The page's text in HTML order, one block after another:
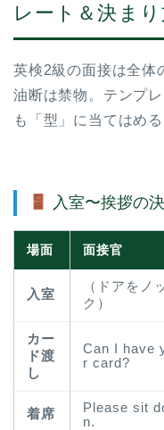
レート＆決ま
英検2級の面接は全体
油断は禁物。テンプ
も「型」に当てはめ
入室〜挨拶の
場面 面接官
入室
（ドアをノ
ク）
カー
ド渡
し
Can I have
r card?
着席
Please sit
n.